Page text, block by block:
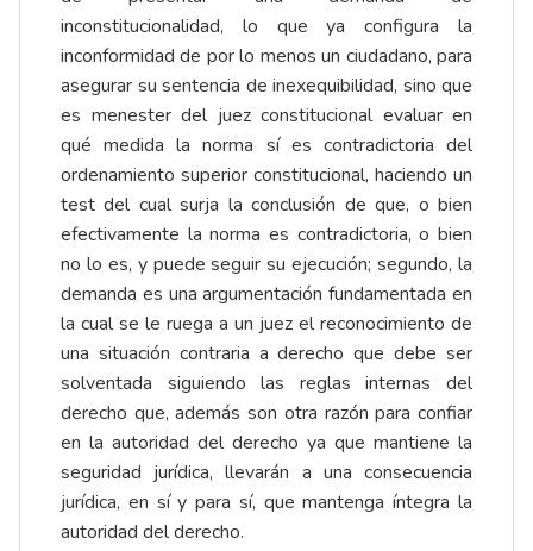
inconstitucionalidad, lo que ya configura la
inconformidad de por lo menos un ciudadano, para
asegurar su sentencia de inexequibilidad, sino que
es menester del juez constitucional evaluar en
qué medida la norma sí es contradictoria del
ordenamiento superior constitucional, haciendo un
test del cual surja la conclusión de que, o bien
efectivamente la norma es contradictoria, o bien
no lo es, y puede seguir su ejecución; segundo, la
demanda es una argumentación fundamentada en
la cual se le ruega a un juez el reconocimiento de
una situación contraria a derecho que debe ser
solventada siguiendo las reglas internas del
derecho que, además son otra razón para confiar
en la autoridad del derecho ya que mantiene la
seguridad jurídica, llevarán a una consecuencia
jurídica, en sí y para sí, que mantenga íntegra la
autoridad del derecho.